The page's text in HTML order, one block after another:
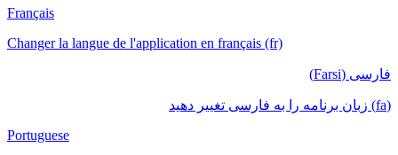
Français
Changer la langue de l'application en français (fr)
فارسی (Farsi)
(fa) زبان برنامه را به فارسی تغییر دهید
Portuguese